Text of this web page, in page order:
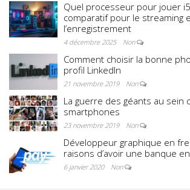
Quel processeur pour jouer
comparatif pour le streaming
l’enregistrement
4 décembre 2025 Non
Comment choisir la bonne
profil LinkedIn
21 novembre 2019 Non
La guerre des géants au sein
smartphones
23 novembre 2019 Non
Développeur graphique en
raisons d’avoir une banque
6 janvier 2020 Non